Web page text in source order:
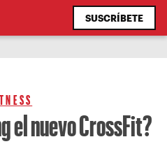
SUSCRÍBETE
el nuevo CrossFit?